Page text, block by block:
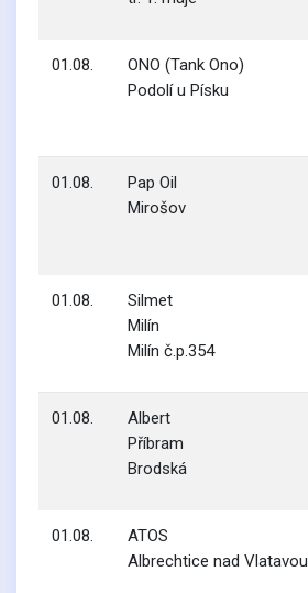
01.08.
ONO (Tank Ono)
Podolí u Písku
01.08.
Pap Oil
Mirošov
01.08.
Silmet
Milín
Milín č.p.354
01.08.
Albert
Příbram
Brodská
01.08.
ATOS
Albrechtice nad Vlatavou